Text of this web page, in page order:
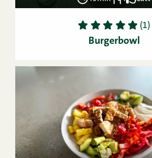
1 2 3 4 5 (1)
Burgerbowl